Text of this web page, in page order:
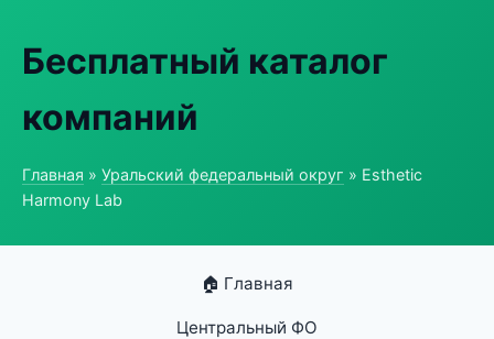
Бесплатный каталог
компаний
Главная » Уральский федеральный округ » Esthetic
Harmony Lab
🏠 Главная
Центральный ФО